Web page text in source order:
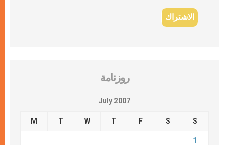
روزنامة
July 2007
M T W T F S S
1